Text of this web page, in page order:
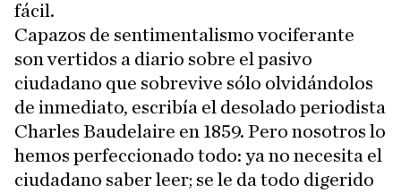
fácil.
Capazos de sentimentalismo vociferante
son vertidos a diario sobre el pasivo
ciudadano que sobrevive sólo olvidándolos
de inmediato, escribía el desolado periodista
Charles Baudelaire en 1859. Pero nosotros lo
hemos perfeccionado todo: ya no necesita el
ciudadano saber leer; se le da todo digerido